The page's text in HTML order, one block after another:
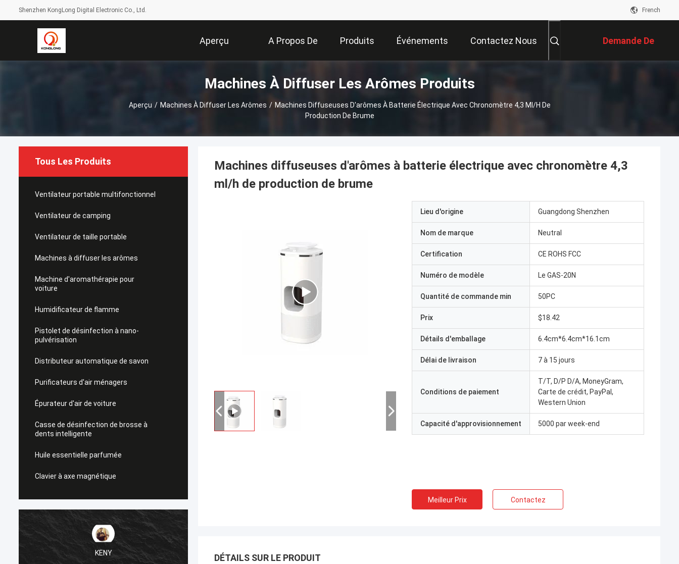
Shenzhen KongLong Digital Electronic Co., Ltd. French
Aperçu A Propos De
Nous
Produits Événements Contactez Nous Demande De
Soumission
Machines À Diffuser Les Arômes Produits
Aperçu / Machines À Diffuser Les Arômes / Machines Diffuseuses D'arômes À Batterie Électrique Avec Chronomètre 4,3 Ml/h De
Production De Brume
Tous Les Produits
Ventilateur portable multifonctionnel
Ventilateur de camping
Ventilateur de taille portable
Machines à diffuser les arômes
Machine d'aromathérapie pour
voiture
Humidificateur de flamme
Pistolet de désinfection à nano-
pulvérisation
Distributeur automatique de savon
Purificateurs d'air ménagers
Épurateur d'air de voiture
Casse de désinfection de brosse à
dents intelligente
Huile essentielle parfumée
Clavier à axe magnétique
KENY
Machines diffuseuses d'arômes à batterie électrique avec chronomètre 4,3
ml/h de production de brume
Lieu d'origine Guangdong Shenzhen
Nom de marque Neutral
Certification CE ROHS FCC
Numéro de modèle Le GAS-20N
Quantité de commande min 50PC
Prix $18.42
Détails d'emballage 6.4cm*6.4cm*16.1cm
Délai de livraison 7 à 15 jours
Conditions de paiement
T/T, D/P D/A, MoneyGram,
Carte de crédit, PayPal,
Western Union
Capacité d'approvisionnement 5000 par week-end
Meilleur Prix Contactez
DÉTAILS SUR LE PRODUIT